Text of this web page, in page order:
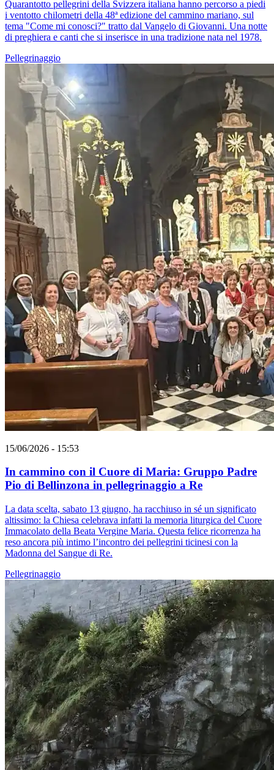
Quarantotto pellegrini della Svizzera italiana hanno percorso a piedi
i ventotto chilometri della 48ª edizione del cammino mariano, sul
tema "Come mi conosci?" tratto dal Vangelo di Giovanni. Una notte
di preghiera e canti che si inserisce in una tradizione nata nel 1978.
Pellegrinaggio
15/06/2026 - 15:53
In cammino con il Cuore di Maria: Gruppo Padre
Pio di Bellinzona in pellegrinaggio a Re
La data scelta, sabato 13 giugno, ha racchiuso in sé un significato
altissimo: la Chiesa celebrava infatti la memoria liturgica del Cuore
Immacolato della Beata Vergine Maria. Questa felice ricorrenza ha
reso ancora più intimo l’incontro dei pellegrini ticinesi con la
Madonna del Sangue di Re.
Pellegrinaggio